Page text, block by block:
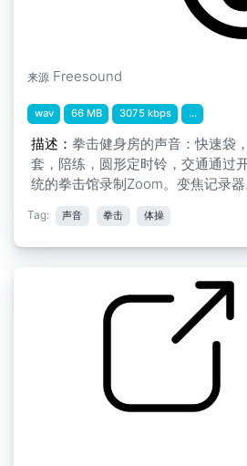
来源 Freesound
wav 66 MB 3075 kbps ...
描述： 拳击健身房的声音：快速袋
套，陪练，圆形定时铃，交通通过
统的拳击馆录制Zoom。变焦记录器
Tag: 声音 拳击 体操